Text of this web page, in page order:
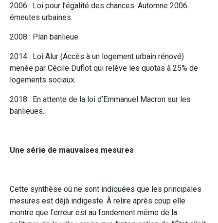
2006 : Loi pour l’égalité des chances. Automne 2006 :
émeutes urbaines.
2008 : Plan banlieue.
2014 : Loi Alur (Accès à un logement urbain rénové)
menée par Cécile Duflot qui relève les quotas à 25% de
logements sociaux.
2018 : En attente de la loi d’Emmanuel Macron sur les
banlieues.
Une série de mauvaises mesures
Cette synthèse où ne sont indiquées que les principales
mesures est déjà indigeste. À relire après coup elle
montre que l’erreur est au fondement même de la